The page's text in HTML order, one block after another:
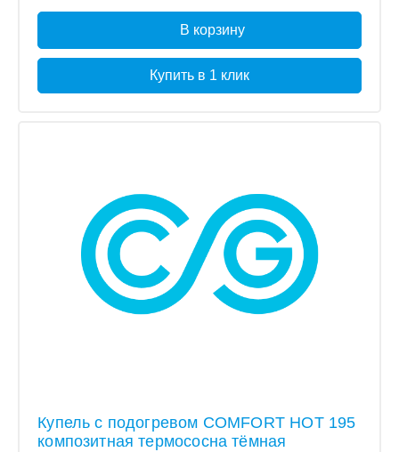
В корзину
Купить в 1 клик
Купель с подогревом COMFORT HOT 195
композитная термососна тёмная